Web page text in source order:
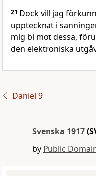
21 Dock vill jag
upptecknat i
mig bi mot dessa,
den elektroniska
Daniel 9
Svenska 1917
by Public